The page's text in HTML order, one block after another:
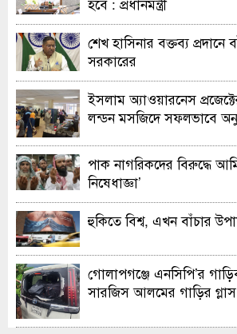
শেখ হাসিনার বক্তব্য প্রদানে
সরকারের
ইসলাম অ্যাওয়ারনেস
লন্ডন মসজিদে সফলভাবে
পাক নাগরিকদের বিরুদ্ধে
নিষেধাজ্ঞা’
হুকিতে বিশ্ব, এখন বাঁচার
গোলাপগঞ্জে এনসিপি’র
সারজিস আলমের গাড়ির